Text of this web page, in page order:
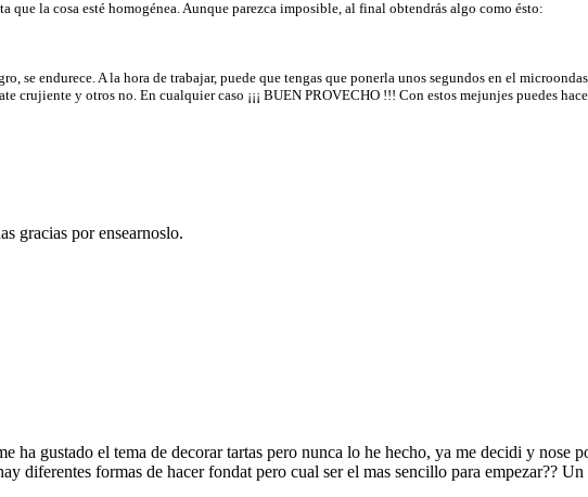
la cosa esté homogénea. Aunque parezca imposible, al final obtendrás algo como ésto:
se endurece. A la hora de trabajar, puede que tengas que ponerla unos segundos en el
y otros no. En cualquier caso ¡¡¡ BUEN PROVECHO !!! Con estos mejunjes puedes
gracias por ensearnoslo.
gustado el tema de decorar tartas pero nunca lo he hecho, ya me decidi y nose
diferentes formas de hacer fondat pero cual ser el mas sencillo para empezar??